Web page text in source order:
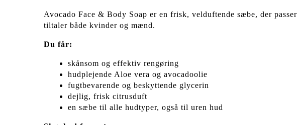
Avocado Face & Body Soap er en frisk, velduftende sæbe, der
tiltaler både kvinder og mænd.
Du får:
skånsom og effektiv rengøring
hudplejende Aloe vera og avocadoolie
fugtbevarende og beskyttende glycerin
dejlig, frisk citrusduft
en sæbe til alle hudtyper, også til uren hud